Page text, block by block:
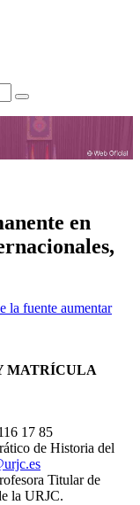
en
la fuente aumentar
MATRÍCULA
17 85
de Historia del
Titular de
la URJC.